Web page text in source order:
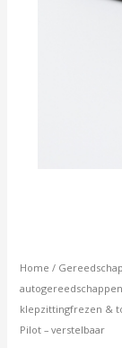
Home /
autogereedschappen
klepzittingfrezen &
Pilot – verstelbaar